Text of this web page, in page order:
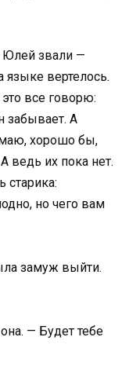
звали —
языке вертелось.
все говорю:
забывает. А
хорошо бы,
ведь их пока нет.
старика:
но чего вам
замуж выйти.
— Будет тебе